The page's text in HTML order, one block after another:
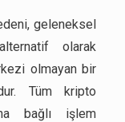
geleneksel
olarak
olmayan bir
Tüm kripto
bağlı işlem